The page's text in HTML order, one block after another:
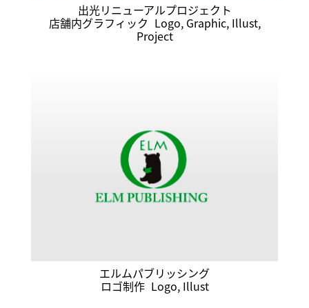
出光リニューアルプロジェクト
店舗内グラフィック Logo, Graphic, Illust,
Project
エルムパブリッシング
ロゴ制作 Logo, Illust